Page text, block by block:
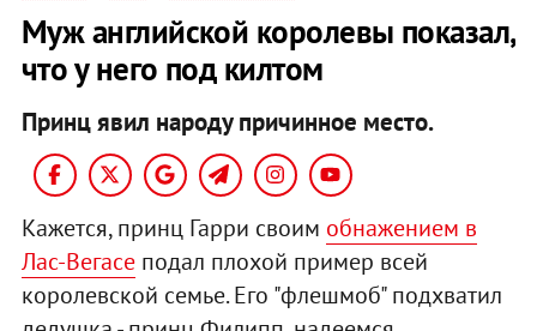
Муж английской королевы показал,
что у него под килтом
Принц явил народу причинное место.
Кажется, принц Гарри своим обнажением в
Лас-Вегасеподал плохой пример всей
королевской семье. Его "флешмоб" подхватил